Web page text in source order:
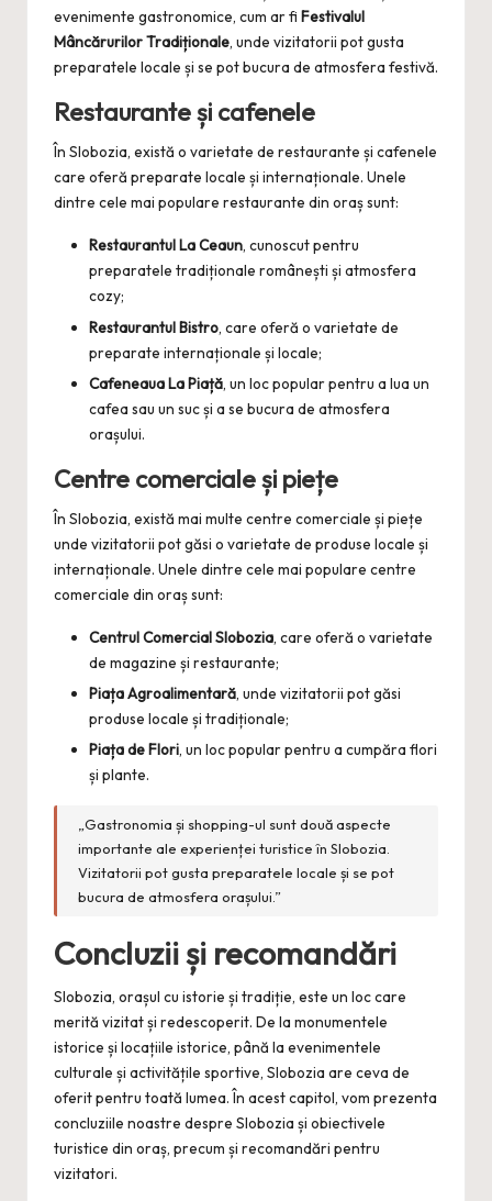
evenimente gastronomice, cum ar fi Festivalul
Mâncărurilor Tradiționale, unde vizitatorii pot gusta
preparatele locale și se pot bucura de atmosfera festivă.
Restaurante și cafenele
În Slobozia, există o varietate de restaurante și cafenele
care oferă preparate locale și internaționale. Unele
dintre cele mai populare restaurante din oraș sunt:
Restaurantul La Ceaun, cunoscut pentru
preparatele tradiționale românești și atmosfera
cozy;
Restaurantul Bistro, care oferă o varietate de
preparate internaționale și locale;
Cafeneaua La Piață, un loc popular pentru a lua un
cafea sau un suc și a se bucura de atmosfera
orașului.
Centre comerciale și piețe
În Slobozia, există mai multe centre comerciale și piețe
unde vizitatorii pot găsi o varietate de produse locale și
internaționale. Unele dintre cele mai populare centre
comerciale din oraș sunt:
Centrul Comercial Slobozia, care oferă o varietate
de magazine și restaurante;
Piața Agroalimentară, unde vizitatorii pot găsi
produse locale și tradiționale;
Piața de Flori, un loc popular pentru a cumpăra flori
și plante.
„Gastronomia și shopping-ul sunt două aspecte
importante ale experienței turistice în Slobozia.
Vizitatorii pot gusta preparatele locale și se pot
bucura de atmosfera orașului.”
Concluzii și recomandări
Slobozia, orașul cu istorie și tradiție, este un loc care
merită vizitat și redescoperit. De la monumentele
istorice și locațiile istorice, până la evenimentele
culturale și activitățile sportive, Slobozia are ceva de
oferit pentru toată lumea. În acest capitol, vom prezenta
concluziile noastre despre Slobozia și obiectivele
turistice din oraș, precum și recomandări pentru
vizitatori.